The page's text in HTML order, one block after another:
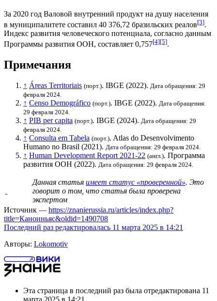
За 2020 год Валовой внутренний продукт на душу населения
в муниципалитете составил 40 376,72 бразильских реалов[3].
Индекс развития человеческого потенциала, согласно данным
Программы развития ООН, составляет 0,757[4][5].
Примечания
↑ Áreas Territoriais (порт.). IBGE (2022). Дата обращения: 29
февраля 2024.
↑ Censo Demográfico (порт.). IBGE (2022). Дата обращения:
29 февраля 2024.
↑ PIB per capita (порт.). IBGE (2024). Дата обращения: 29
февраля 2024.
↑ Consulta em Tabela (порт.). Atlas do Desenvolvimento
Humano no Brasil (2021). Дата обращения: 29 февраля 2024.
↑ Human Development Report 2021-22 (англ.). Программа
развития ООН (2022). Дата обращения: 29 февраля 2024.
Данная статья имеет статус «проверенной». Это
говорит о том, что статья была проверена
экспертом
Источник — https://znanierussia.ru/articles/index.php?
title=Каноиньяс&oldid=1490708
Последний раз редактировалась 11 марта 2025 в 14:21
Авторы: Lokomotiv
Эта страница в последний раз была отредактирована 11
марта 2025 в 14:21.